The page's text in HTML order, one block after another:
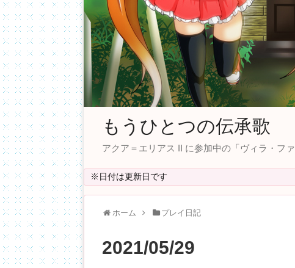
もうひとつの伝承歌
アクア＝エリアス II に参加中の「ヴィラ・フ
※日付は更新日です
ホーム プレイ日記
2021/05/29